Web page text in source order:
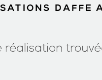
DAFFE
réalisation